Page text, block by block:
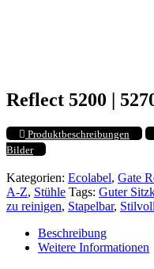
Reflect 5200 |
Produktbeschreibungen
Bilder
Kategorien: Ecolabel, Gate
A-Z, Stühle Tags: Guter
zu reinigen, Stapelbar,
Beschreibung
Weitere Informationen